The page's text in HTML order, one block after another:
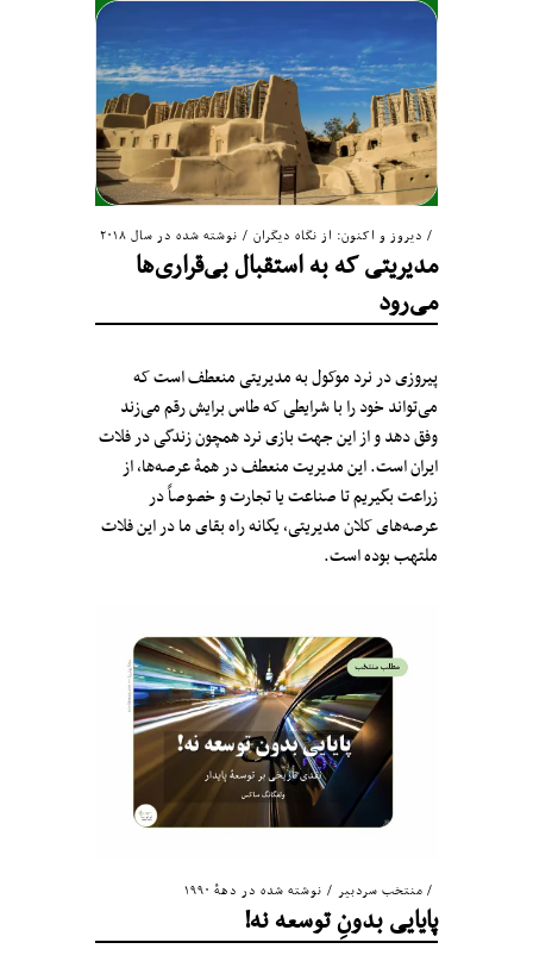
دیروز و اکنون: از نگاه دیگران / نوشته شده در سال ۲۰۱۸
مدیریتی که به استقبال بی‌قراری‌ها
می‌رود
پیروزی در نرد موکول به مدیریتی منعطف است که
می‌تواند خود را با شرایطی که طاس برایش رقم می‌زند
وفق دهد و از این جهت بازی نرد همچون زندگی در فلات
ایران است. این مدیریت منعطف در همۀ عرصه‌ها، از
زراعت بگیریم تا صناعت یا تجارت و خصوصاً در
عرصه‌های کلان مدیریتی، یگانه راه بقای ما در این فلات
ملتهب بوده است.
منتخب سردبیر / نوشته شده در دههٔ ۱۹۹۰
پایایی بدونِ توسعه نه!